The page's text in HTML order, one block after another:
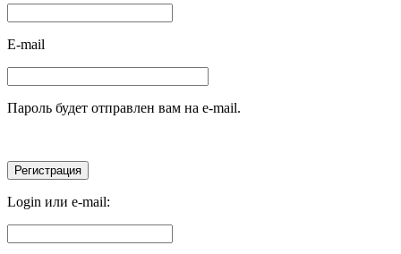
E-mail
Пароль будет отправлен вам на e-mail.
Login или e-mail: